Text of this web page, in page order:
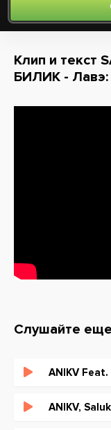
Клип и текст
БИЛИК - Лавэ:
Слушайте
ANIKV Feat.
ANIKV,